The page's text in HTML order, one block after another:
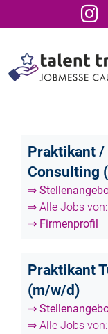
Praktikant /
Consulting
⇒
⇒ Alle Jobs
⇒ Firmenprofil
Praktikant
(m/w/d)
⇒
⇒ Alle Jobs